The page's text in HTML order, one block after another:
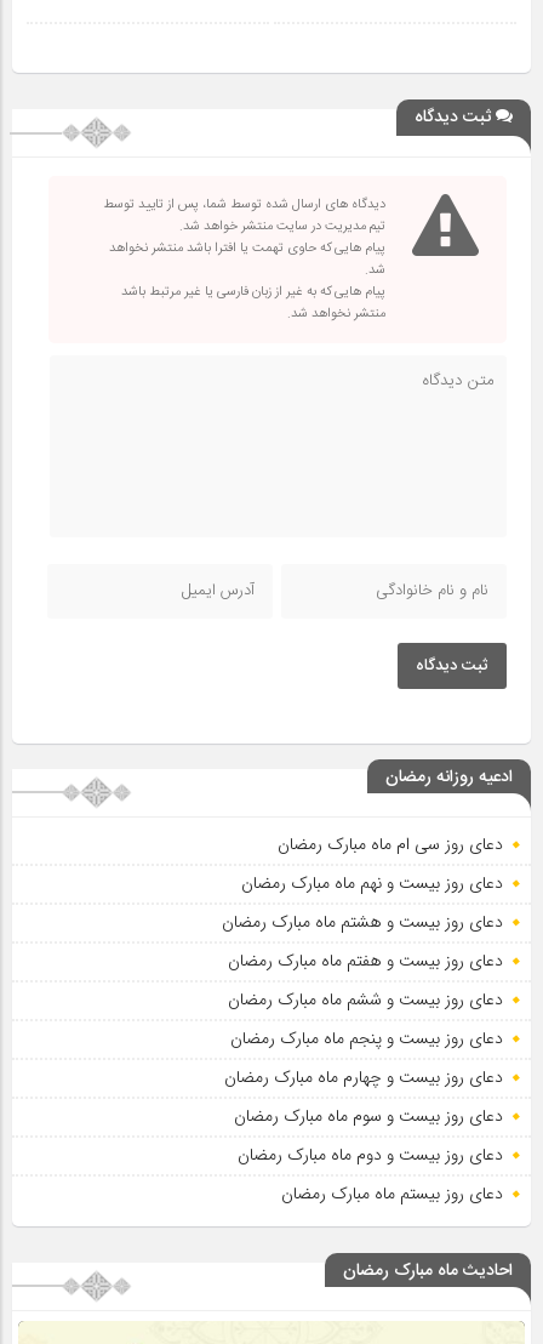
ثبت دیدگاه
دیدگاه های ارسال شده توسط شما، پس از تایید توسط
تیم مدیریت در سایت منتشر خواهد شد.
پیام هایی که حاوی تهمت یا افترا باشد منتشر نخواهد
شد.
پیام هایی که به غیر از زبان فارسی یا غیر مرتبط باشد
منتشر نخواهد شد.
ثبت دیدگاه
ادعیه روزانه رمضان
دعای روز سی ام ماه مبارک رمضان
دعای روز بیست و نهم ماه مبارک رمضان
دعای روز بیست و هشتم ماه مبارک رمضان
دعای روز بیست و هفتم ماه مبارک رمضان
دعای روز بیست و ششم ماه مبارک رمضان
دعای روز بیست و پنجم ماه مبارک رمضان
دعای روز بیست و چهارم ماه مبارک رمضان
دعای روز بیست و سوم ماه مبارک رمضان
دعای روز بیست و دوم ماه مبارک رمضان
دعای روز بیستم ماه مبارک رمضان
احادیث ماه مبارک رمضان